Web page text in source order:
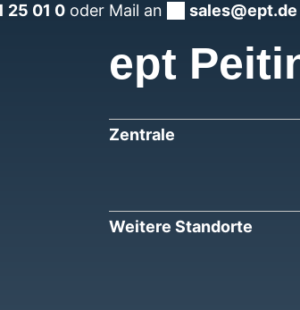
25 01 0oder Mail an sales@ept.de
ept
Zentrale
Weitere Standorte